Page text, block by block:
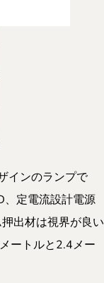
インのランプで
、定電流設計電源
出材は視界が良い
ートルと2.4メー